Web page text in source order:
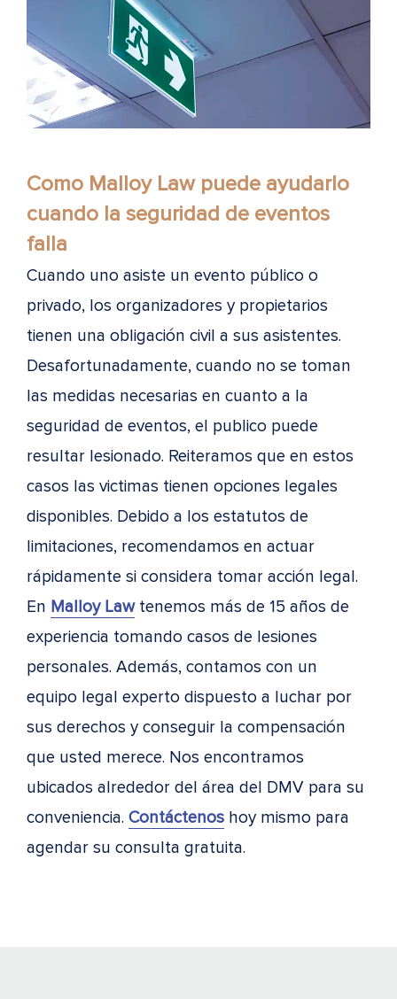
Como Malloy Law puede ayudarlo
cuando la seguridad de eventos
falla
Cuando uno asiste un evento público o
privado, los organizadores y propietarios
tienen una obligación civil a sus asistentes.
Desafortunadamente, cuando no se toman
las medidas necesarias en cuanto a la
seguridad de eventos, el publico puede
resultar lesionado. Reiteramos que en estos
casos las victimas tienen opciones legales
disponibles. Debido a los estatutos de
limitaciones, recomendamos en actuar
rápidamente si considera tomar acción legal.
En Malloy Lawtenemos más de 15 años de
experiencia tomando casos de lesiones
personales. Además, contamos con un
equipo legal experto dispuesto a luchar por
sus derechos y conseguir la compensación
que usted merece. Nos encontramos
ubicados alrededor del área del DMV para su
conveniencia. Contáctenos hoy mismo para
agendar su consulta gratuita.